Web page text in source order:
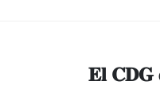
𝐄𝐥 𝐂𝐃𝐆